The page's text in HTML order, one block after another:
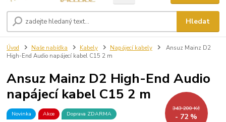
Hledat
Úvod Naše nabídka Kabely Napájecí kabely
Ansuz Mainz D2
High-End Audio napájecí kabel C15 2 m
Ansuz Mainz D2 High-End Audio
napájecí kabel C15 2 m
Novinka Akce Doprava ZDARMA
343 200 Kč
- 72 %